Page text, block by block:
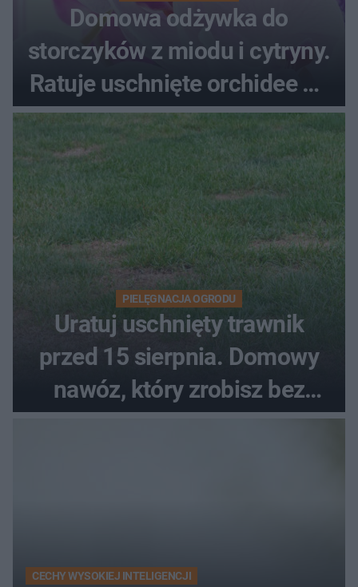
Domowa odżywka do
storczyków z miodu i cytryny.
Ratuje uschnięte orchidee po
upałach
PIELĘGNACJA OGRODU
Uratuj uschnięty trawnik
przed 15 sierpnia. Domowy
nawóz, który zrobisz bez
wydawania pieniędzy
CECHY WYSOKIEJ INTELIGENCJI